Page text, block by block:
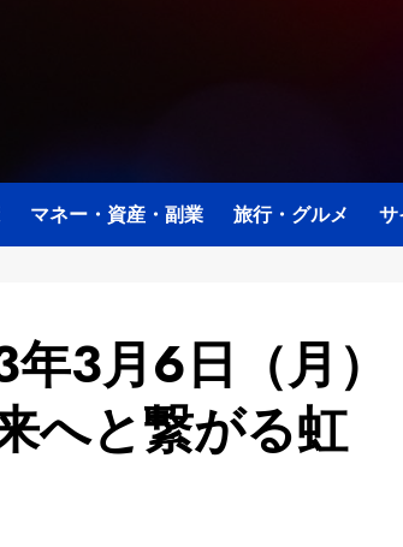
マネー・資産・副業 旅行・グルメ サ
3月6日（月）
へと繋がる虹